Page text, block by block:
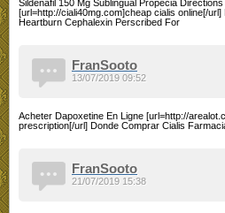
Sildenafil 150 Mg Sublingual Propecia
[url=http://ciali40mg.com]cheap cialis online[/
Heartburn Cephalexin Perscribed For
FranSooto
Acheter Dapoxetine En Ligne [url=http://
prescription[/url] Donde Comprar Cialis
13/07/2019 09:52
FranSooto
21/07/2019 15:38